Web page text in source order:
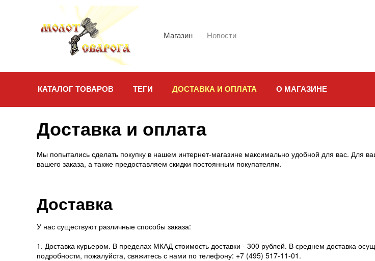
Магазин Новости
КАТАЛОГ ТОВАРОВ ТЕГИ ДОСТАВКА И ОПЛАТА О МАГАЗИНЕ
Доставка и оплата
Мы попытались сделать покупку в нашем интернет-магазине максимально удобной для вас. Для
вашего заказа, а также предоставляем скидки постоянным покупателям.
Доставка
У нас существуют различные способы заказа:
1. Доставка курьером. В пределах МКАД стоимость доставки - 300 рублей. В среднем доставка
подробности, пожалуйста, свяжитесь с нами по телефону: +7 (495) 517-11-01.